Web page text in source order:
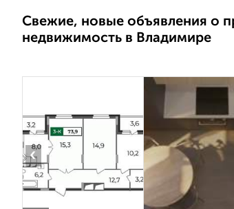
Свежие, новые объявления о
недвижимость в Владимире
‹